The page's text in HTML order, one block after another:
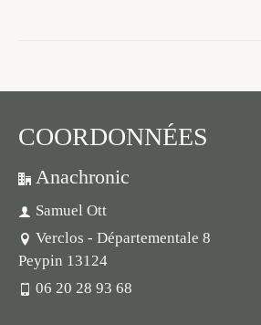
COORDONNÉES
Anachronic
Samuel Ott
Verclos - Départementale 8
Peypin 13124
06 20 28 93 68